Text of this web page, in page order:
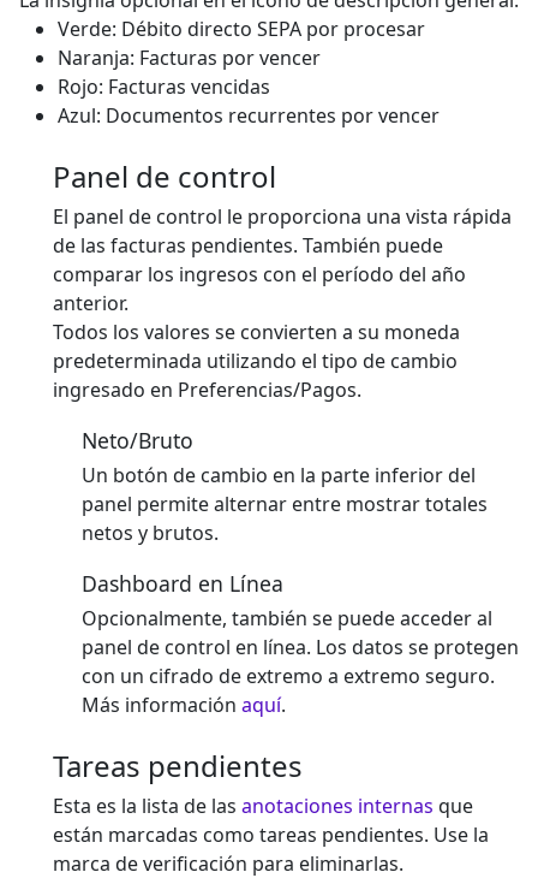
Verde: Débito directo SEPA por procesar
Naranja: Facturas por vencer
Rojo: Facturas vencidas
Azul: Documentos recurrentes por vencer
Panel de control
El panel de control le proporciona una vista rápida
de las facturas pendientes. También puede
comparar los ingresos con el período del año
anterior.
Todos los valores se convierten a su moneda
predeterminada utilizando el tipo de cambio
ingresado en Preferencias/Pagos.
Neto/Bruto
Un botón de cambio en la parte inferior del
panel permite alternar entre mostrar totales
netos y brutos.
Dashboard en Línea
Opcionalmente, también se puede acceder al
panel de control en línea. Los datos se protegen
con un cifrado de extremo a extremo seguro.
Más información aquí.
Tareas pendientes
Esta es la lista de las anotaciones internas que
están marcadas como tareas pendientes. Use la
marca de verificación para eliminarlas.